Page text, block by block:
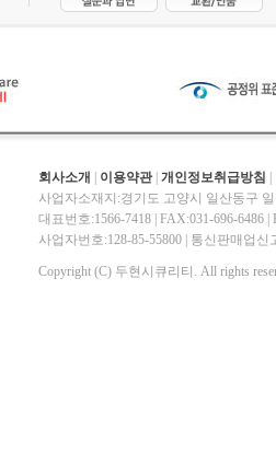
회사소개 이용약관| 개인정보취급방침
사업자소재지:경기도 고양시 일산동구
대표번호:1566-7418 | FAX:031-696-6486 |
사업자번호:128-85-55800 | 통신판매업
Copyright (C) 두현시큐리티. All rights